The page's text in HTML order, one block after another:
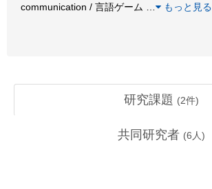
communication / 言語ゲーム
もっと見る
研究課題 (2件)
共同研究者 (6 人)